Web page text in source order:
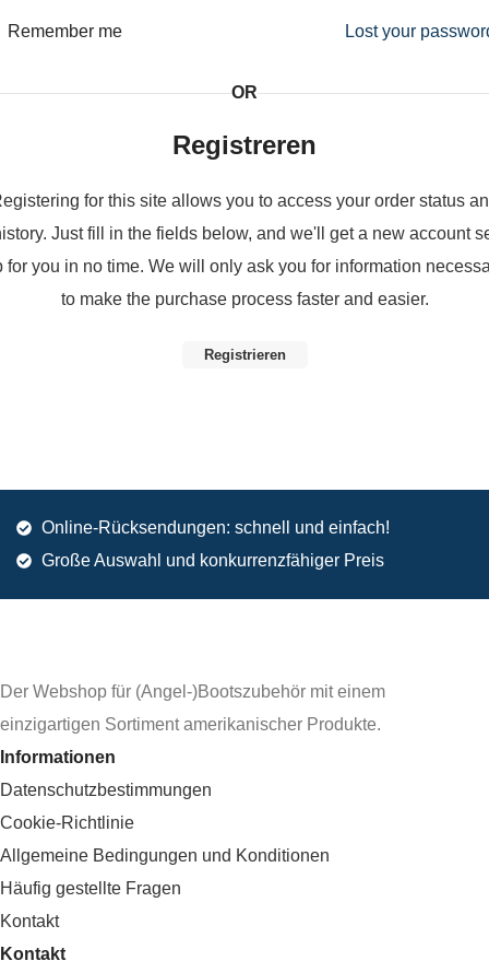
Lost your
Remember me
OR
Registreren
for this site allows you to access your order status
Just fill in the fields below, and we'll get a new account
for you in no time. We will only ask you for information
to make the purchase process faster and easier.
Registrieren
Online-Rücksendungen: schnell und einfach!
Große Auswahl und konkurrenzfähiger Preis
Der Webshop für (Angel-)Bootszubehör mit einem
einzigartigen Sortiment amerikanischer Produkte.
Informationen
Datenschutzbestimmungen
Cookie-Richtlinie
Allgemeine Bedingungen und Konditionen
Häufig gestellte Fragen
Kontakt
Kontakt